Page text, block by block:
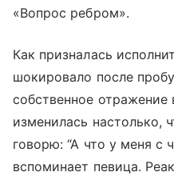
«Вопрос ребром».
Как призналась
шокировало после
собственное отражение
изменилась настолько,
говорю: “А что у меня с
вспоминает певица.